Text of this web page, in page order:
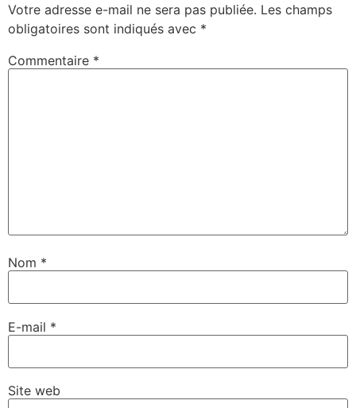
Votre adresse e-mail ne sera pas publiée. Les champs
obligatoires sont indiqués avec *
Commentaire *
Nom *
E-mail *
Site web